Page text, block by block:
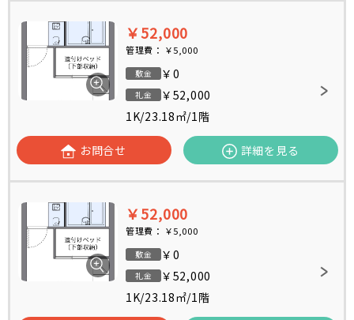
￥52,000
管理費： ￥5,000
敷金 ￥0
礼金
￥52,000
1K/23.18㎡/1階
お問合せ 詳細を見る
￥52,000
管理費： ￥5,000
敷金 ￥0
礼金
￥52,000
1K/23.18㎡/1階